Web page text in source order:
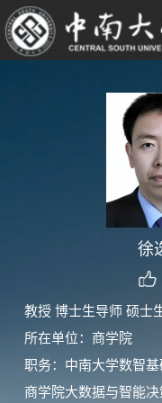
徐
教授 博士生导师 硕士
所在单位：商学院
职务：中南大学数智基
商学院大数据与智能